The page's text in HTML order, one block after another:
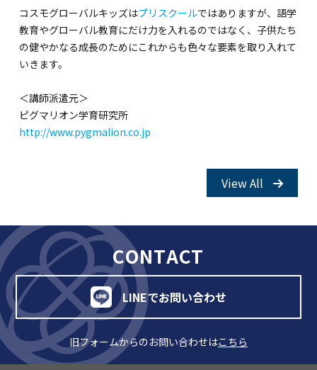
関内校
TEL(EN): 045-228-9397
コスモグローバルキッズはプリスクールではありますが、語学
教育やグローバル教育にだけ力を入れるのではなく、子供たち
の健やかなる成長のためにこれからも色々な要素を取り入れて
いきます。
＜講師派遣元＞
ピグマリオン学育研究所
http://www.pygmalion.co.jp
View All
CONTACT
LINEでお問い合わせ
旧フォームからのお問い合わせはこちら